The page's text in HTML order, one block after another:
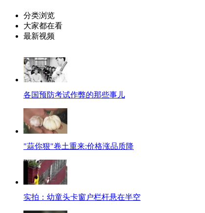
分类浏览
大家都在看
最新视频
各国预防考试作弊的那些事儿
"蒜你狠"卷土重来:价格涨品质降
实拍：幼童头卡窗户栏杆悬在半空